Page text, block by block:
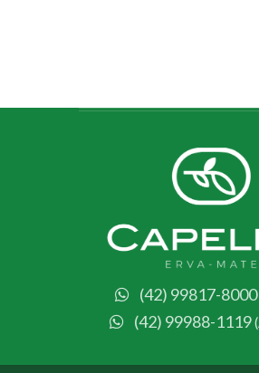
(42) 99817-8000
(42) 99988-1119